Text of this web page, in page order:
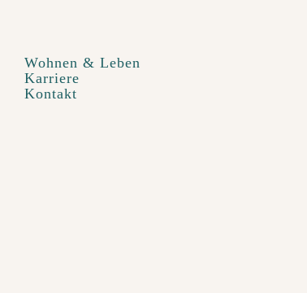
Wohnen & Leben
Karriere
Kontakt